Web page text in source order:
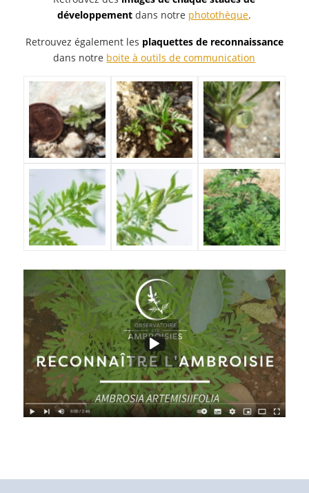
développement dans notre photothèque.
Retrouvez également les plaquettes de reconnaissance
dans notre boite à outils de communication